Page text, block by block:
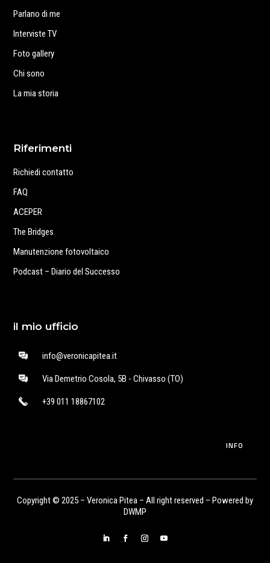
Parlano di me
Interviste TV
Foto gallery
Chi sono
La mia storia
Riferimenti
Richiedi contatto
FAQ
ACEPER
The Bridges
Manutenzione fotovoltaico
Podcast – Diario del Successo
il mio ufficio
info@veronicapitea.it
Via Demetrio Cosola, 5B - Chivasso (TO)
+39 011 18867102
INFO
Copyright © 2025 – Veronica Pitea – All right reserved – Powered by
DWMP